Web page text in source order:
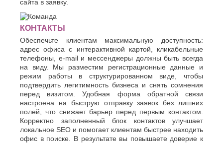
сайта в заявку.
КОНТАКТЫ
Обеспечьте клиентам максимальную доступность:
адрес офиса с интерактивной картой, кликабельные
телефоны, e-mail и мессенджеры должны быть всегда
на виду. Мы разместим регистрационные данные и
режим работы в структурированном виде, чтобы
подтвердить легитимность бизнеса и снять сомнения
перед визитом. Удобная форма обратной связи
настроена на быструю отправку заявок без лишних
полей, что снижает барьер перед первым контактом.
Корректно заполненный блок контактов улучшает
локальное SEO и помогает клиентам быстрее находить
офис в поиске. В результате вы повышаете доверие к